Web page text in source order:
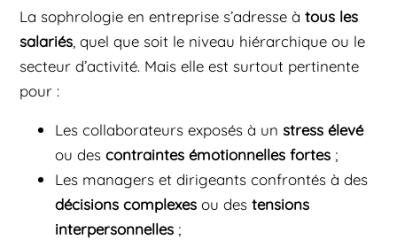
La sophrologie en entreprise s’adresse àtous les
salariés , quel que soit le niveau hiérarchique ou le
secteur d’activité. Mais elle est surtout pertinente
pour :
Les collaborateurs exposés à unstress élevé
ou descontraintes émotionnelles fortes ;
Les managers et dirigeants confrontés à des
décisions complexes ou destensions
interpersonnelles ;